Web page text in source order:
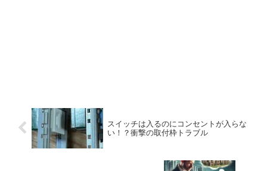
スイッチは入るのにコンセントが入らな
い！？衝撃の取付枠トラブル